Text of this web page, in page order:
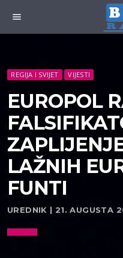
menu
REGIJA I SVIJET VIJESTI
EUROPOL
LAŽNIH
FUNTI
UREDNIK | 21. AUGUSTA